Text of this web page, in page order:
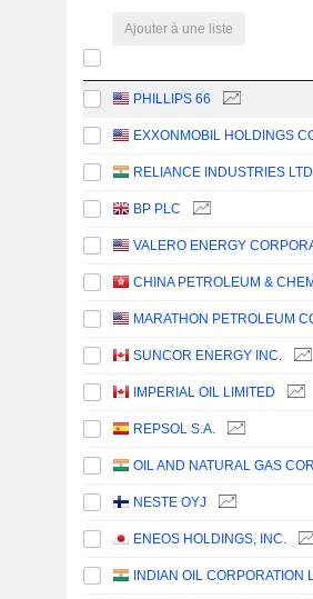
Ajouter à une liste
PHILLIPS 66
RELIANCE INDUSTRIES LTD
BP PLC
SUNCOR ENERGY INC.
IMPERIAL OIL LIMITED
REPSOL S.A.
NESTE OYJ
ENEOS HOLDINGS, INC.